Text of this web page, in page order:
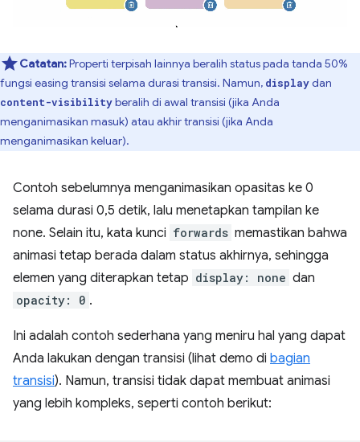
Catatan:Properti terpisah lainnya beralih status pada tanda 50%
fungsi easing transisi selama durasi transisi. Namun, displaydan
content-visibilityberalih di awal transisi (jika Anda
menganimasikan masuk) atau akhir transisi (jika Anda
menganimasikan keluar).
Contoh sebelumnya menganimasikan opasitas ke 0
selama durasi 0,5 detik, lalu menetapkan tampilan ke
none. Selain itu, kata kunci forwards memastikan bahwa
animasi tetap berada dalam status akhirnya, sehingga
elemen yang diterapkan tetap display: none dan
opacity: 0 .
Ini adalah contoh sederhana yang meniru hal yang dapat
Anda lakukan dengan transisi (lihat demo di bagian
transisi). Namun, transisi tidak dapat membuat animasi
yang lebih kompleks, seperti contoh berikut: